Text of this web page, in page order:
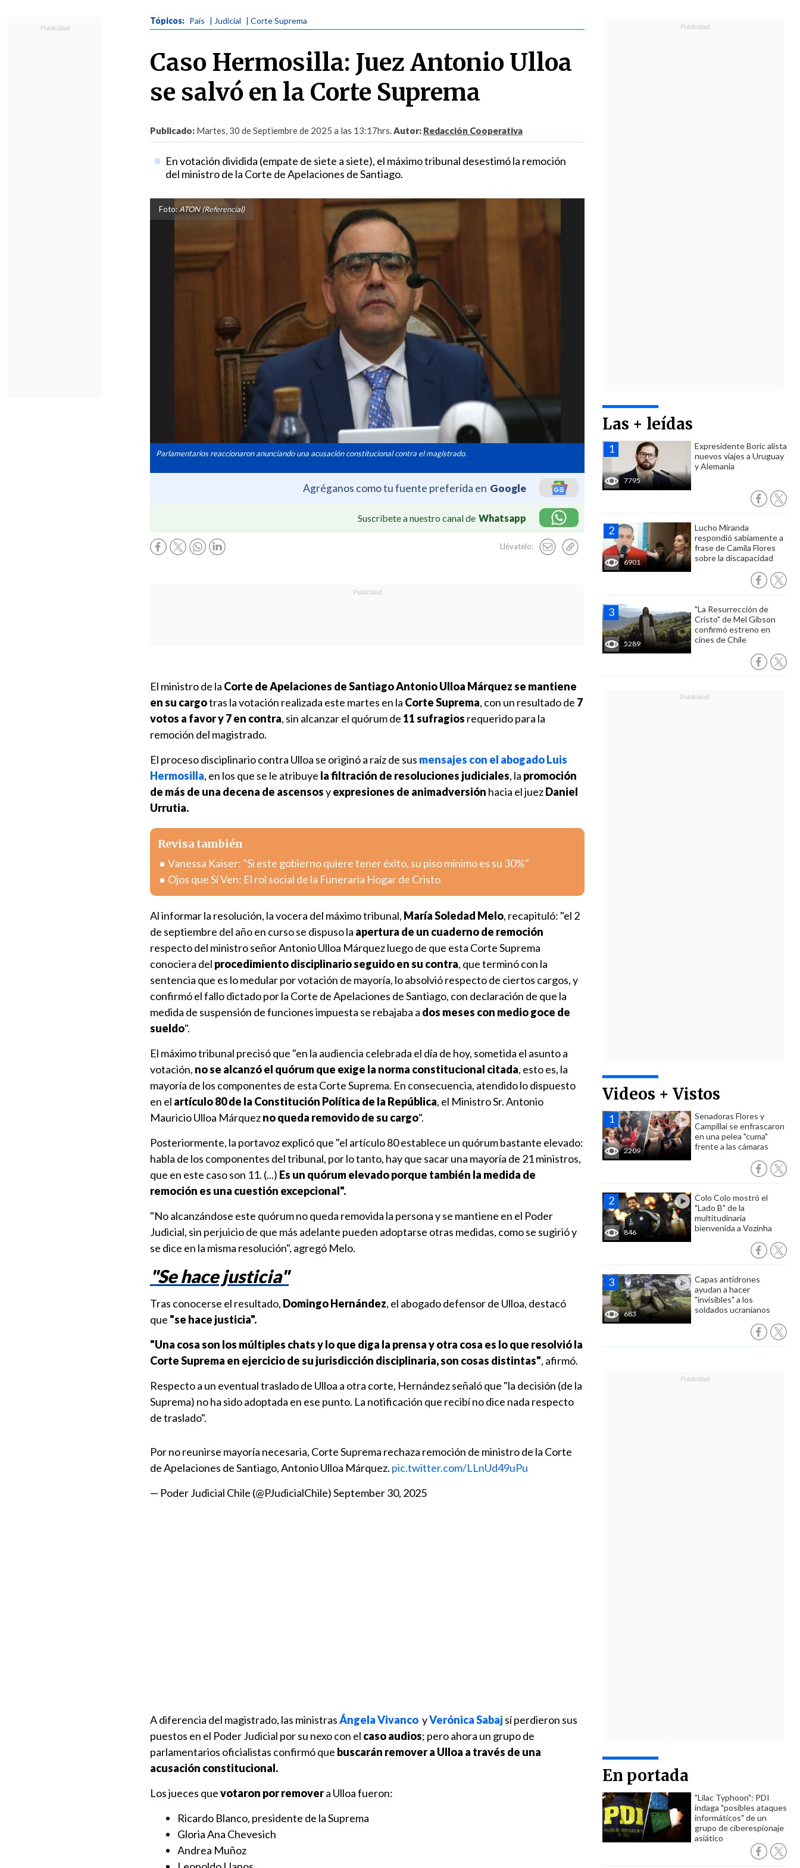
Tópicos: País | Judicial | Corte Suprema
Caso Hermosilla: Juez Antonio Ulloa
se salvó en la Corte Suprema
Publicado: Martes, 30 de Septiembre de 2025 a las 13:17hrs.Autor: Redacción Cooperativa
En votación dividida (empate de siete a siete), el máximo tribunal desestimó la remoción
del ministro de la Corte de Apelaciones de Santiago.
Foto:ATON (Referencial)
Parlamentarios reaccionaron anunciando una acusación constitucional contra el magistrado.
Agréganos como tu fuente preferida en Google
Suscríbete a nuestro canal de Whatsapp
Llévatelo:
Las + leídas
7795
Expresidente Boric alista
nuevos viajes a Uruguay
y Alemania
6901
Lucho Miranda
respondió sabiamente a
frase de Camila Flores
sobre la discapacidad
5289
"La Resurrección de
Cristo" de Mel Gibson
confirmó estreno en
cines de Chile
Videos + Vistos
2209
Senadoras Flores y
Campillai se enfrascaron
en una pelea "cuma"
frente a las cámaras
846
Colo Colo mostró el
"Lado B" de la
multitudinaria
bienvenida a Vozinha
683
Capas antidrones
ayudan a hacer
"invisibles" a los
soldados ucranianos
En portada
"Lilac Typhoon": PDI
indaga "posibles ataques
informáticos" de un
grupo de ciberespionaje
asiático
El ministro de la Corte de Apelaciones de SantiagoAntonio Ulloa Márquezse mantiene
en su cargotras la votación realizada este martes en la Corte Suprema, con un resultado de 7
votos a favor y 7 en contra, sin alcanzar el quórum de 11 sufragios requerido para la
remoción del magistrado.
El proceso disciplinario contra Ulloa se originó a raíz de sus mensajes con el abogadoLuis
Hermosilla, en los que se le atribuye la filtración de resoluciones judiciales, la promoción
de más de una decena de ascensosyexpresiones de animadversión hacia el juezDaniel
Urrutia.
Revisa también
Vanessa Kaiser: "Si este gobierno quiere tener éxito, su piso mínimo es su 30%"
Ojos que Sí Ven: El rol social de la Funeraria Hogar de Cristo
Al informar la resolución, la vocera del máximo tribunal, María Soledad Melo, recapituló: "el 2
de septiembre del año en curso se dispuso la apertura de un cuaderno de remoción
respecto del ministro señor Antonio Ulloa Márquez luego de que esta Corte Suprema
conociera del procedimiento disciplinario seguido en su contra, que terminó con la
sentencia que es lo medular por votación de mayoría, lo absolvió respecto de ciertos cargos, y
confirmó el fallo dictado por la Corte de Apelaciones de Santiago, con declaración de que la
medida de suspensión de funciones impuesta se rebajaba a dos meses con medio goce de
sueldo".
El máximo tribunal precisó que "en la audiencia celebrada el día de hoy, sometida el asunto a
votación, no se alcanzó el quórum que exige la norma constitucional citada, esto es, la
mayoría de los componentes de esta Corte Suprema. En consecuencia, atendido lo dispuesto
en el artículo 80 de la Constitución Política de la República, el Ministro Sr. Antonio
Mauricio Ulloa Márquezno queda removido de su cargo".
Posteriormente, la portavoz explicó que "el artículo 80 establece un quórum bastante elevado:
habla de los componentes del tribunal, por lo tanto, hay que sacar una mayoría de 21 ministros,
que en este caso son 11. (...) Es un quórum elevado porque también la medida de
remoción es una cuestión excepcional".
"No alcanzándose este quórum no queda removida la persona y se mantiene en el Poder
Judicial, sin perjuicio de que más adelante pueden adoptarse otras medidas, como se sugirió y
se dice en la misma resolución", agregó Melo.
"Se hace justicia"
Tras conocerse el resultado, Domingo Hernández, el abogado defensor de Ulloa, destacó
que "se hace justicia".
"Una cosa son los múltiples chats y lo que diga la prensa y otra cosa es lo que resolvió la
Corte Suprema en ejercicio de su jurisdicción disciplinaria, son cosas distintas", afirmó.
Respecto a un eventual traslado de Ulloa a otra corte, Hernández señaló que "la decisión (de la
Suprema) no ha sido adoptada en ese punto. La notificación que recibí no dice nada respecto
de traslado".
Por no reunirse mayoría necesaria, Corte Suprema rechaza remoción de ministro de la Corte
de Apelaciones de Santiago, Antonio Ulloa Márquez. pic.twitter.com/LLnUd49uPu
— Poder Judicial Chile (@PJudicialChile)September 30, 2025
A diferencia del magistrado, las ministrasÁngela Vivanco yVerónica Sabaj sí perdieron sus
puestos en el Poder Judicial por su nexo con el caso audios; pero ahora un grupo de
parlamentarios oficialistas confirmó que buscarán remover a Ulloa a través de una
acusación constitucional.
Los jueces quevotaron por removera Ulloa fueron:
Ricardo Blanco, presidente de la Suprema
Gloria Ana Chevesich
Andrea Muñoz